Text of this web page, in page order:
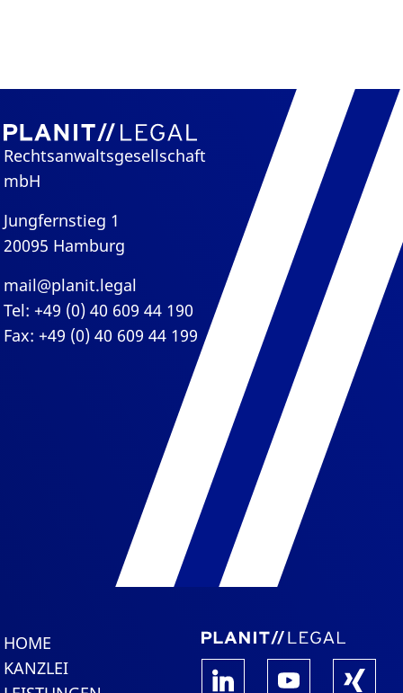
Rechtsanwaltsgesellschaft
mbH
Jungfernstieg 1
20095 Hamburg
mail@planit.legal
Tel: +49 (0) 40 609 44 190
Fax: +49 (0) 40 609 44 199
HOME
KANZLEI